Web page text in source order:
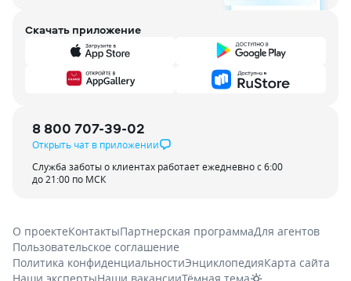
Скачать приложение
8 800 707-39-02
Открыть чат в приложении
Служба заботы о клиентах работает ежедневно с 6:00
до 21:00 по МСК
О проектеКонтактыПартнерская программаДля агентов
Пользовательское соглашение
Политика конфиденциальностиЭнциклопедияКарта сайта
Наши экспертыНаши вакансииТёмная тема